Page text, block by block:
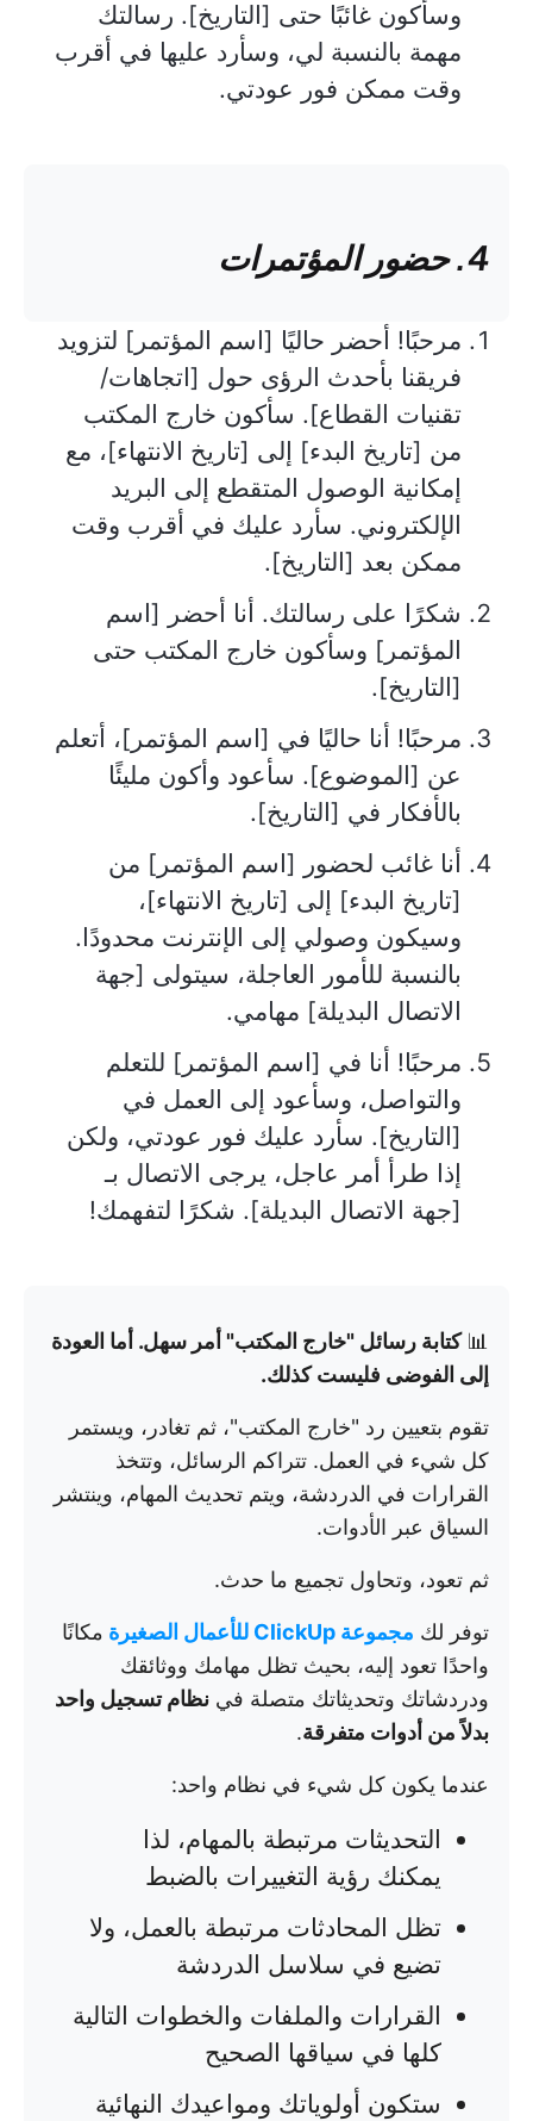
وسأكون غائبًا حتى [التاريخ]. رسالتك
مهمة بالنسبة لي، وسأرد عليها في أقرب
وقت ممكن فور عودتي.
4. حضور المؤتمرات
مرحبًا! أحضر حاليًا [اسم المؤتمر] لتزويد
فريقنا بأحدث الرؤى حول [اتجاهات/
تقنيات القطاع]. سأكون خارج المكتب
من [تاريخ البدء] إلى [تاريخ الانتهاء]، مع
إمكانية الوصول المتقطع إلى البريد
الإلكتروني. سأرد عليك في أقرب وقت
ممكن بعد [التاريخ].
شكرًا على رسالتك. أنا أحضر [اسم
المؤتمر] وسأكون خارج المكتب حتى
[التاريخ].
مرحبًا! أنا حاليًا في [اسم المؤتمر]، أتعلم
عن [الموضوع]. سأعود وأكون مليئًا
بالأفكار في [التاريخ].
أنا غائب لحضور [اسم المؤتمر] من
[تاريخ البدء] إلى [تاريخ الانتهاء]،
وسيكون وصولي إلى الإنترنت محدودًا.
بالنسبة للأمور العاجلة، سيتولى [جهة
الاتصال البديلة] مهامي.
مرحبًا! أنا في [اسم المؤتمر] للتعلم
والتواصل، وسأعود إلى العمل في
[التاريخ]. سأرد عليك فور عودتي، ولكن
إذا طرأ أمر عاجل، يرجى الاتصال بـ
[جهة الاتصال البديلة]. شكرًا لتفهمك!
📊كتابة رسائل "خارج المكتب" أمر سهل. أما العودة
إلى الفوضى فليست كذلك.
تقوم بتعيين رد "خارج المكتب"، ثم تغادر، ويستمر
كل شيء في العمل. تتراكم الرسائل، وتتخذ
القرارات في الدردشة، ويتم تحديث المهام، وينتشر
السياق عبر الأدوات.
ثم تعود، وتحاول تجميع ما حدث.
توفر لك مجموعة ClickUp للأعمال الصغيرة
مكانًا
واحدًا تعود إليه، بحيث تظل مهامك ووثائقك
ودردشاتك وتحديثاتك متصلة في نظام تسجيل واحد
بدلاً من أدوات متفرقة.
عندما يكون كل شيء في نظام واحد:
التحديثات مرتبطة بالمهام، لذا
يمكنك رؤية التغييرات بالضبط
تظل المحادثات مرتبطة بالعمل، ولا
تضيع في سلاسل الدردشة
القرارات والملفات والخطوات التالية
كلها في سياقها الصحيح
ستكون أولوياتك ومواعيدك النهائية